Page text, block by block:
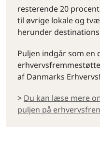
resterende 20
til øvrige lokale og
herunder
Puljen indgår som en
af Danmarks
> Du kan læse mere
puljen på